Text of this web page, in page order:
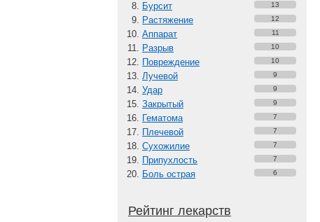
Бурсит 13
Растяжение 12
Аппарат 11
Разрыв 10
Повреждение 10
Лучевой 9
Удар 9
Закрытый 9
Гематома 7
Плечевой 7
Сухожилие 7
Припухлость 7
Боль острая 6
Рейтинг лекарств